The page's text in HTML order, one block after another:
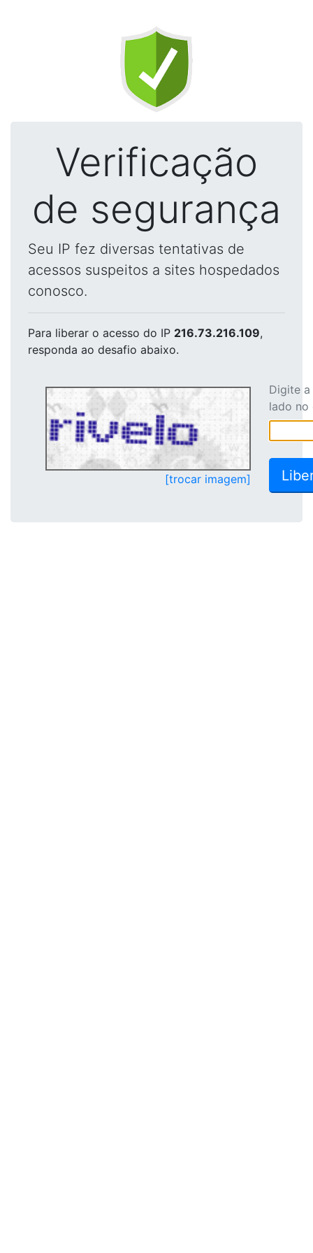
Verificação
de segurança
Seu IP fez diversas tentativas de
acessos suspeitos a sites hospedados
conosco.
Para liberar o acesso do IP 216.73.216.109,
responda ao desafio abaixo.
[trocar imagem]
Digite
lado no